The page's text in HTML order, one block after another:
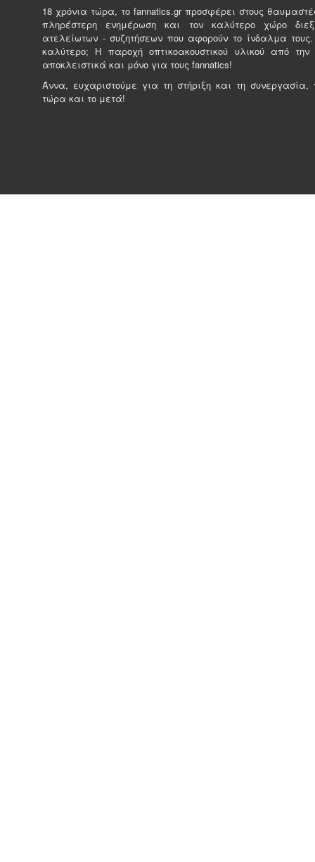
18 χρόνια τώρα, το fannatics.gr προσφέρει στους
πληρέστερη ενημέρωση και τον καλύτερο χώρο
ατελείωτων - συζητήσεων που αφορούν το ίνδαλμα
καλύτερο; Η παροχή οπτικοακουστικού υλικού από
αποκλειστικά και μόνο για τους fannatics!
Άννα, ευχαριστούμε για τη στήριξη και τη συνεργασία,
τώρα και το μετά!